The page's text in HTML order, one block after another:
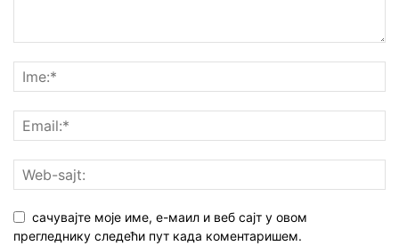
сачувајте моје име, е-маил и веб сајт у овом
прегледнику следећи пут када коментаришем.